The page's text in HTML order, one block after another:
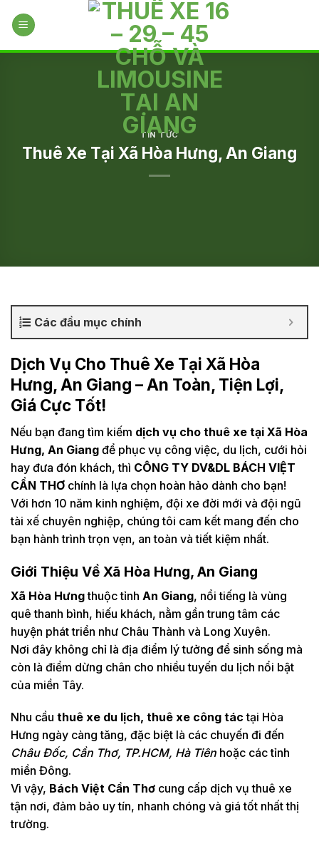
TIN TỨC
Thuê Xe Tại Xã Hòa Hưng, An Giang
Các đầu mục chính
Dịch Vụ Cho Thuê Xe Tại Xã Hòa
Hưng, An Giang – An Toàn, Tiện Lợi,
Giá Cực Tốt!
Nếu bạn đang tìm kiếm dịch vụ cho thuê xe tại Xã Hòa
Hưng, An Giang để phục vụ công việc, du lịch, cưới hỏi
hay đưa đón khách, thì CÔNG TY DV&DL BÁCH VIỆT
CẦN THƠ chính là lựa chọn hoàn hảo dành cho bạn!
Với hơn 10 năm kinh nghiệm, đội xe đời mới và đội ngũ
tài xế chuyên nghiệp, chúng tôi cam kết mang đến cho
bạn hành trình trọn vẹn, an toàn và tiết kiệm nhất.
Giới Thiệu Về Xã Hòa Hưng, An Giang
Xã Hòa Hưngthuộc tỉnh An Giang, nổi tiếng là vùng
quê thanh bình, hiếu khách, nằm gần trung tâm các
huyện phát triển như Châu Thành và Long Xuyên.
Nơi đây không chỉ là địa điểm lý tưởng để sinh sống mà
còn là điểm dừng chân cho nhiều tuyến du lịch nổi bật
của miền Tây.
Nhu cầu thuê xe du lịch, thuê xe công tác tại Hòa
Hưng ngày càng tăng, đặc biệt là các chuyến đi đến
Châu Đốc, Cần Thơ, TP.HCM, Hà Tiên hoặc các tỉnh
miền Đông.
Vì vậy, Bách Việt Cần Thơ cung cấp dịch vụ thuê xe
tận nơi, đảm bảo uy tín, nhanh chóng và giá tốt nhất thị
trường.